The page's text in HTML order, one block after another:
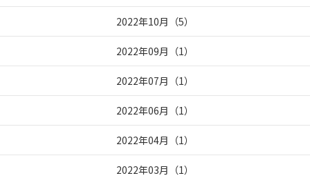
2022年10月 （5）
2022年09月 （1）
2022年07月 （1）
2022年06月 （1）
2022年04月 （1）
2022年03月 （1）